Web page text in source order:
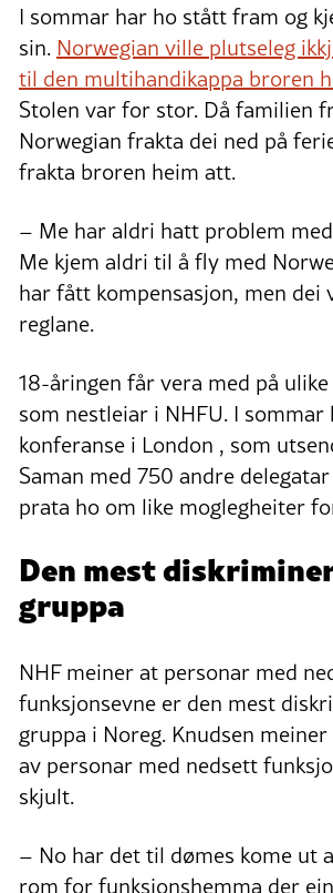
I sommar har ho stått fram og
sin. Norwegian ville plutseleg
til den multihandikappa broren
Stolen var for stor. Då familien
Norwegian frakta dei ned på
frakta broren heim att.
– Me har aldri hatt problem
Me kjem aldri til å fly med
har fått kompensasjon, men dei
reglane.
18-åringen får vera med på
som nestleiar i NHFU. I sommar
konferanse i London , som
Saman med 750 andre
prata ho om like moglegheiter
Den mest
gruppa
NHF meiner at personar med
funksjonsevne er den mest
gruppa i Noreg. Knudsen
av personar med nedsett
skjult.
– No har det til dømes kome ut
rom for funksjonshemma der